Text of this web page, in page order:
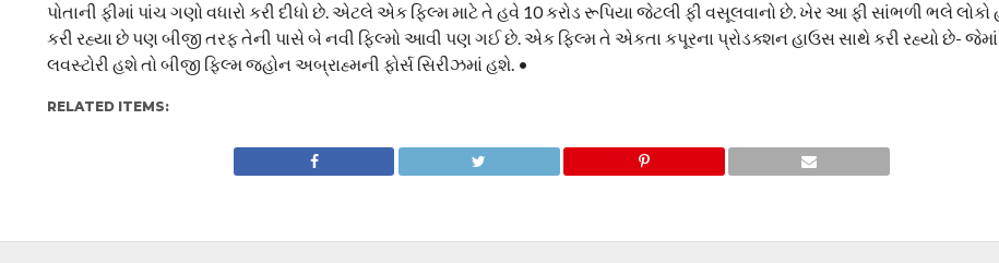
પોતાની ફીમાં પાંચ ગણો વધારો કરી દીધો છે. એટલે એક ફિલ્મ માટે તે હવે 10 કરોડ રૂપિયા જેટલી ફી વસૂલવાનો છે. ખેર આ ફી સાંભળી ભલે
કરી રહ્યા છે પણ બીજી તરફ તેની પાસે બે નવી ફિલ્મો આવી પણ ગઈ છે. એક ફિલ્મ તે એકતા કપૂરના પ્રોડક્શન હાઉસ સાથે કરી રહ્યો છે-
લવસ્ટોરી હશે તો બીજી ફિલ્મ જ્હોન અબ્રાહ્મની ફોર્સ સિરીઝમાં હશે. •
RELATED ITEMS: